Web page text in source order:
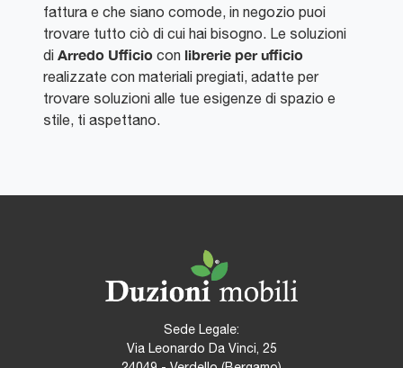
fattura e che siano comode, in negozio puoi
trovare tutto ciò di cui hai bisogno. Le soluzioni
di Arredo Ufficio con librerie per ufficio
realizzate con materiali pregiati, adatte per
trovare soluzioni alle tue esigenze di spazio e
stile, ti aspettano.
Sede Legale:
Via Leonardo Da Vinci, 25